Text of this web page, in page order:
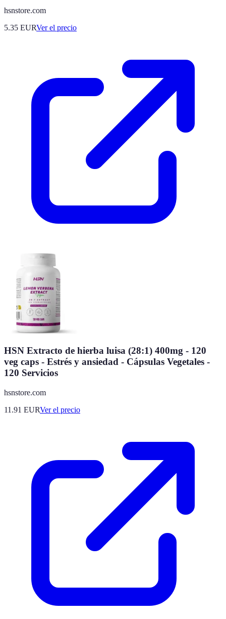
hsnstore.com
5.35 EURVer el precio
HSN Extracto de hierba luisa (28:1) 400mg - 120
veg caps - Estrés y ansiedad - Cápsulas Vegetales -
120 Servicios
hsnstore.com
11.91 EURVer el precio